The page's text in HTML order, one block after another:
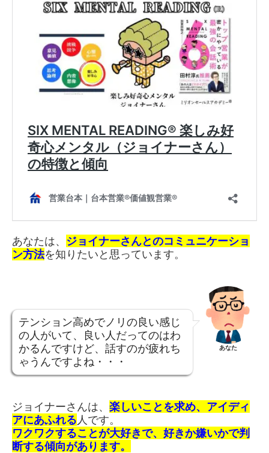
あなたは、 ジョイナーさんとのコミュニケーショ
ン方法を知りたいと思っています。
テンション高めでノリの良い感じ
の人がいて、良い人だってのはわ
かるんですけど、話すのが疲れち
ゃうんですよね・・・
あなた
ジョイナーさんは、 楽しいことを求め、アイディ
アにあふれる 人です。
ワクワクすることが大好きで、好きか嫌いかで判
断する傾向があります。